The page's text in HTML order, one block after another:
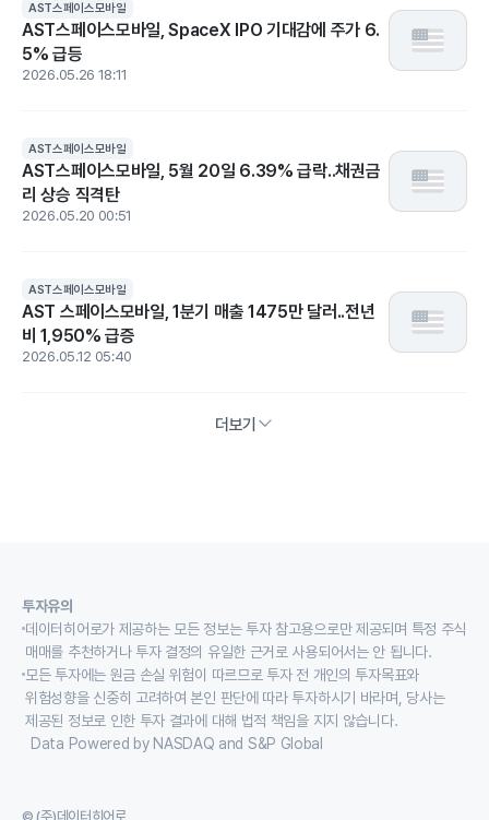
AST스페이스모바일
AST스페이스모바일, SpaceX IPO 기대감에 주가 6.
5% 급등
2026.05.26 18:11
AST스페이스모바일
AST스페이스모바일, 5월 20일 6.39% 급락..채권금
리 상승 직격탄
2026.05.20 00:51
AST스페이스모바일
AST 스페이스모바일, 1분기 매출 1475만 달러..전년
비 1,950% 급증
2026.05.12 05:40
더보기
투자유의
데이터히어로가 제공하는 모든 정보는 투자 참고용으로만 제공되며 특정 주식
매매를 추천하거나 투자 결정의 유일한 근거로 사용되어서는 안 됩니다.
모든 투자에는 원금 손실 위험이 따르므로 투자 전 개인의 투자목표와
위험성향을 신중히 고려하여 본인 판단에 따라 투자하시기 바라며, 당사는
제공된 정보로 인한 투자 결과에 대해 법적 책임을 지지 않습니다.
Data Powered by NASDAQ and S&P Global
© (주)데이터히어로